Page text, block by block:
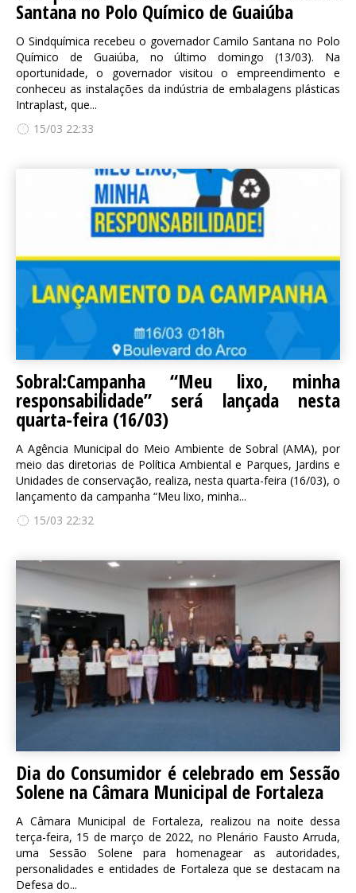
Santana no Polo Químico de Guaiúba
O Sindquímica recebeu o governador Camilo Santana no Polo
Químico de Guaiúba, no último domingo (13/03). Na
oportunidade, o governador visitou o empreendimento e
conheceu as instalações da indústria de embalagens plásticas
Intraplast, que...
15/03 22:33
Sobral:Campanha “Meu lixo, minha
responsabilidade” será lançada nesta
quarta-feira (16/03)
A Agência Municipal do Meio Ambiente de Sobral (AMA), por
meio das diretorias de Política Ambiental e Parques, Jardins e
Unidades de conservação, realiza, nesta quarta-feira (16/03), o
lançamento da campanha “Meu lixo, minha...
15/03 22:32
Dia do Consumidor é celebrado em Sessão
Solene na Câmara Municipal de Fortaleza
A Câmara Municipal de Fortaleza, realizou na noite dessa
terça-feira, 15 de março de 2022, no Plenário Fausto Arruda,
uma Sessão Solene para homenagear as autoridades,
personalidades e entidades de Fortaleza que se destacam na
Defesa do...